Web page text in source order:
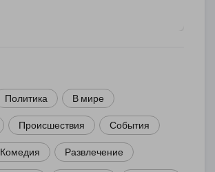
Политика В мире
Происшествия События
Комедия Развлечение